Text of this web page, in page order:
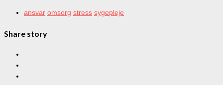
ansvar omsorg stress sygepleje
Share story